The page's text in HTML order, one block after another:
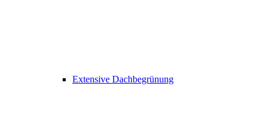
Extensive Dachbegrünung